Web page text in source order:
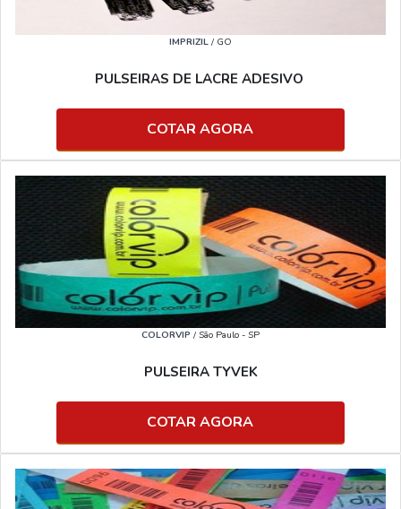
IMPRIZIL / GO
PULSEIRAS DE LACRE ADESIVO
COTAR AGORA
COLORVIP / São Paulo - SP
PULSEIRA TYVEK
COTAR AGORA